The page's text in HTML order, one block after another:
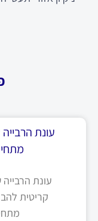
עונת
עונת
קריטית